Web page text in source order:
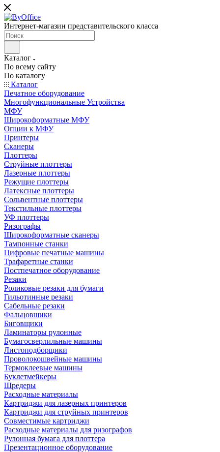
Интернет-магазин представительского класса
Каталог
По всему сайту
По каталогу
Каталог
Печатное оборудование
Многофункциональные Устройства
МФУ
Широкоформатные МФУ
Опции к МФУ
Принтеры
Сканеры
Плоттеры
Струйные плоттеры
Лазерные плоттеры
Режущие плоттеры
Латексные плоттеры
Сольвентные плоттеры
Текстильные плоттеры
УФ плоттеры
Ризографы
Широкоформатные сканеры
Тампонные станки
Цифровые печатные машины
Трафаретные станки
Постпечатное оборудование
Резаки
Роликовые резаки для бумаги
Гильотинные резаки
Сабельные резаки
Фальцовщики
Биговщики
Ламинаторы рулонные
Бумагосверлильные машины
Листоподборщики
Проволокошвейные машины
Термоклеевые машины
Буклетмейкеры
Шредеры
Расходные материалы
Картриджи для лазерных принтеров
Картриджи для струйных принтеров
Совместимые картриджи
Расходные материалы для ризографов
Рулонная бумага для плоттера
Презентационное оборудование